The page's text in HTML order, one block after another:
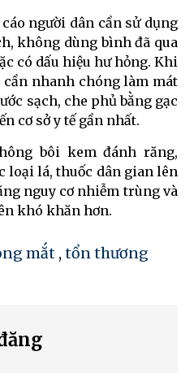
người dân cần sử dụng
không dùng bình đã qua
có dấu hiệu hư hỏng. Khi
cần nhanh chóng làm mát
sạch, che phủ bằng gạc
cơ sở y tế gần nhất.
bôi kem đánh răng,
loại lá, thuốc dân gian lên
nguy cơ nhiễm trùng và
khó khăn hơn.
mắt , tổn thương